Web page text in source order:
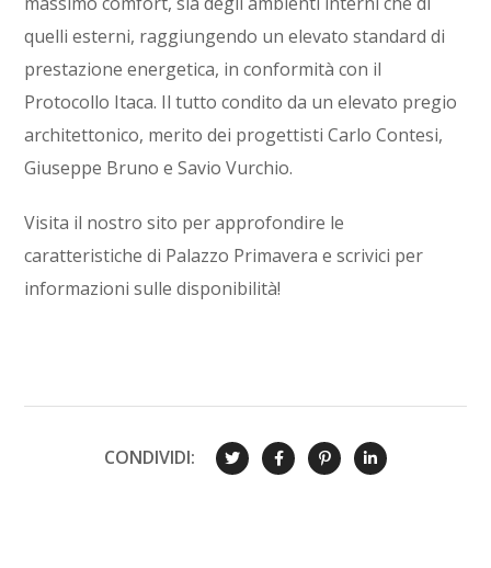
quelli esterni, raggiungendo un elevato standard di
prestazione energetica, in conformità con il
Protocollo Itaca. Il tutto condito da un elevato pregio
architettonico, merito dei progettisti Carlo Contesi,
Giuseppe Bruno e Savio Vurchio.
Visita il nostro sito per approfondire le
caratteristiche di Palazzo Primavera e scrivici per
informazioni sulle disponibilità!
CONDIVIDI: